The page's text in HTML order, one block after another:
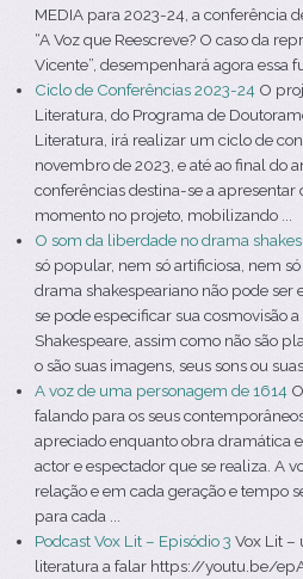
MEDIA para 2023-24, a conferência
“A Voz que Reescreve? O caso da
Vicente”, desempenhará agora essa
Ciclo de Conferências 2023-24 O
Literatura, do Programa de
Literatura, irá realizar um ciclo de
novembro de 2023, e até ao final do
conferências destina-se a apresentar
momento no projeto, mobilizando ...
O som da liberdade no drama
só popular, nem só artificiosa, nem
drama shakespeariano não pode ser
se pode especificar sua cosmovisão
Shakespeare, assim como não são
o são suas imagens, seus sons ou
A voz de uma personagem de 1614
falando para os seus
apreciado enquanto obra dramática
actor e espectador que se realiza. A
relação e em cada geração e tempo
para cada ...
Podcast Vox Lit – Episódio 3 Vox Lit –
literatura a falar https://youtu.be/